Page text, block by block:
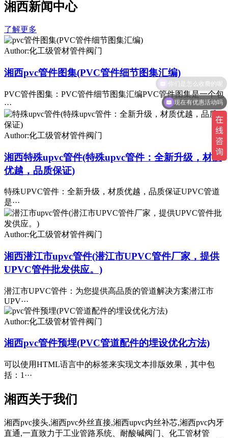
湘西新闻中心
了解更多
Author:化工级管材管件阀门
湘西pvc管件图集(PVC管件细节图集汇编)
PVC管件图集：PVC管件细节图集汇编PVC管件图集是一个包
···
Author:化工级管材管件阀门
湘西特殊upvc管件(特殊upvc管件：全新升级，材质
优越，品质保证)
特殊UPVC管件：全新升级，材质优越，品质保证UPVC管道
是···
Author:化工级管材管件阀门
湘西潜江市upvc管件(潜江市UPVC管件厂家，提供
UPVC管件批发供应。)
潜江市UPVC管件：为您提供高品质的管道解决方案潜江市
UPV···
Author:化工级管材管件阀门
湘西pvc管件预埋(PVC管道配件的埋设优化方法)
可以使用HTML语言中的标签来实现文本排版效果，其中包
括：1···
湘西关于我们
湘西pvc接头,湘西pvc外丝直接,湘西upvc内丝补芯,湘西pvc内牙
直通,一直致力于工业管路系统、耐酸碱阀门、化工管材管
你们是怎么收费的呢
现在有优惠活动吗